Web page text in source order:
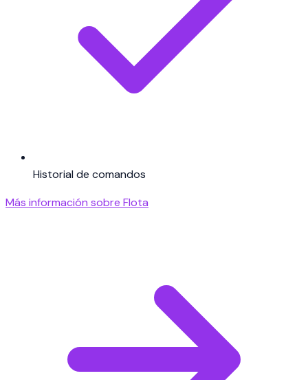
Historial de comandos
Más información sobre Flota